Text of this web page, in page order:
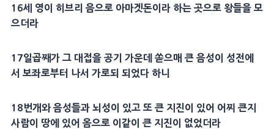
16세 영이 히브리 음으로 아마겟돈이라 하는 곳으로 왕들을 모
으더라
17일곱째가 그 대접을 공기 가운데 쏟으매 큰 음성이 성전에
서 보좌로부터 나서 가로되 되었다 하니
18번개와 음성들과 뇌성이 있고 또 큰 지진이 있어 어찌 큰지
사람이 땅에 있어 옴으로 이같이 큰 지진이 없었더라